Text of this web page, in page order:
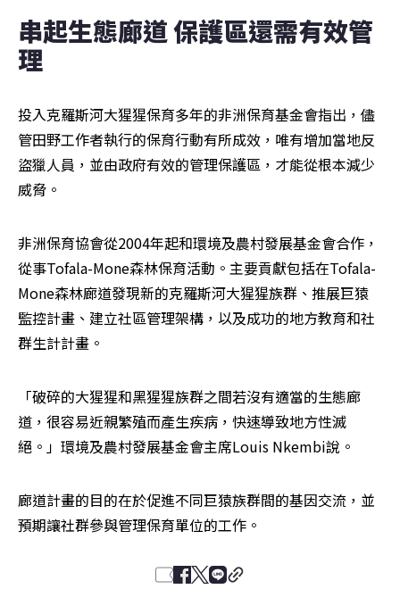
串起生態廊道 保護區還需有效管
理
投入克羅斯河大猩猩保育多年的非洲保育基金會指出，儘
管田野工作者執行的保育行動有所成效，唯有增加當地反
盜獵人員，並由政府有效的管理保護區，才能從根本減少
威脅。
非洲保育協會從2004年起和環境及農村發展基金會合作，
從事Tofala-Mone森林保育活動。主要貢獻包括在Tofala-
Mone森林廊道發現新的克羅斯河大猩猩族群、推展巨猿
監控計畫、建立社區管理架構，以及成功的地方教育和社
群生計計畫。
「破碎的大猩猩和黑猩猩族群之間若沒有適當的生態廊
道，很容易近親繁殖而產生疾病，快速導致地方性滅
絕。」環境及農村發展基金會主席Louis Nkembi說。
廊道計畫的目的在於促進不同巨猿族群間的基因交流，並
預期讓社群參與管理保育單位的工作。